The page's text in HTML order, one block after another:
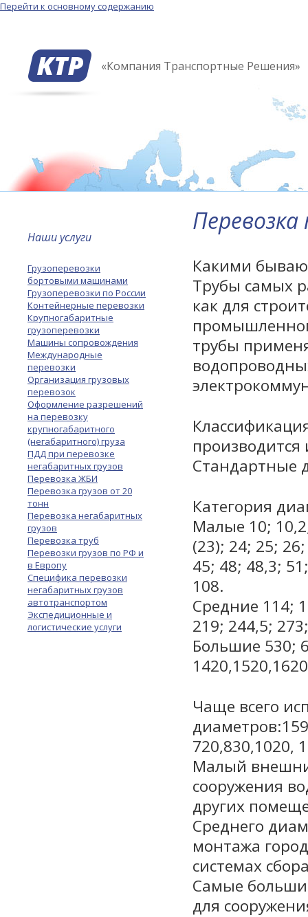
Перейти к основному содержанию
«Компания Транспортные Решения»
Наши услуги
Грузоперевозки
бортовыми машинами
Грузоперевозки по России
Контейнерные перевозки
Крупногабаритные
грузоперевозки
Машины сопровождения
Международные
перевозки
Организация грузовых
перевозок
Оформление разрешений
на перевозку
крупногабаритного
(негабаритного) груза
ПДД при перевозке
негабаритных грузов
Перевозка ЖБИ
Перевозка грузов от 20
тонн
Перевозка негабаритных
грузов
Перевозка труб
Перевозки грузов по РФ и
в Европу
Специфика перевозки
негабаритных грузов
автотранспортом
Экспедиционные и
логистические услуги
Какими
Трубы самых
как для
трубы
Стандартные
Категория
Малые 10;
(23); 24; 25;
45; 48; 48,3;
108.
Средние 114;
219; 244,5;
Большие 530;
Чаще всего
720,830,1020,
Малый
сооружения
других
Среднего
монтажа
системах
Самые
для